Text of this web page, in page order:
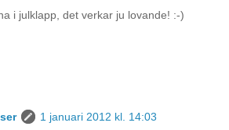
i julklapp, det verkar ju lovande! :-)
1 januari 2012 kl. 14:03